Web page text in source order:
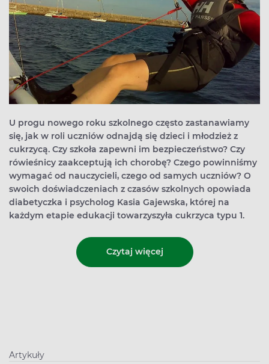
U progu nowego roku szkolnego często zastanawiamy
się, jak w roli uczniów odnajdą się dzieci i młodzież z
cukrzycą. Czy szkoła zapewni im bezpieczeństwo? Czy
rówieśnicy zaakceptują ich chorobę? Czego powinniśmy
wymagać od nauczycieli, czego od samych uczniów? O
swoich doświadczeniach z czasów szkolnych opowiada
diabetyczka i psycholog Kasia Gajewska, której na
każdym etapie edukacji towarzyszyła cukrzyca typu 1.
Czytaj więcej
Artykuły